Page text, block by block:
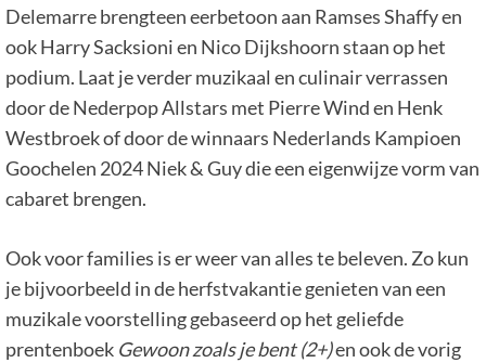
Delemarre brengteen eerbetoon aan Ramses Shaffy en
ook Harry Sacksioni en Nico Dijkshoorn staan op het
podium. Laat je verder muzikaal en culinair verrassen
door de Nederpop Allstars met Pierre Wind en Henk
Westbroek of door de winnaars Nederlands Kampioen
Goochelen 2024 Niek & Guy die een eigenwijze vorm van
cabaret brengen.
Ook voor families is er weer van alles te beleven. Zo kun
je bijvoorbeeld in de herfstvakantie genieten van een
muzikale voorstelling gebaseerd op het geliefde
prentenboek Gewoon zoals je bent (2+)en ook de vorig